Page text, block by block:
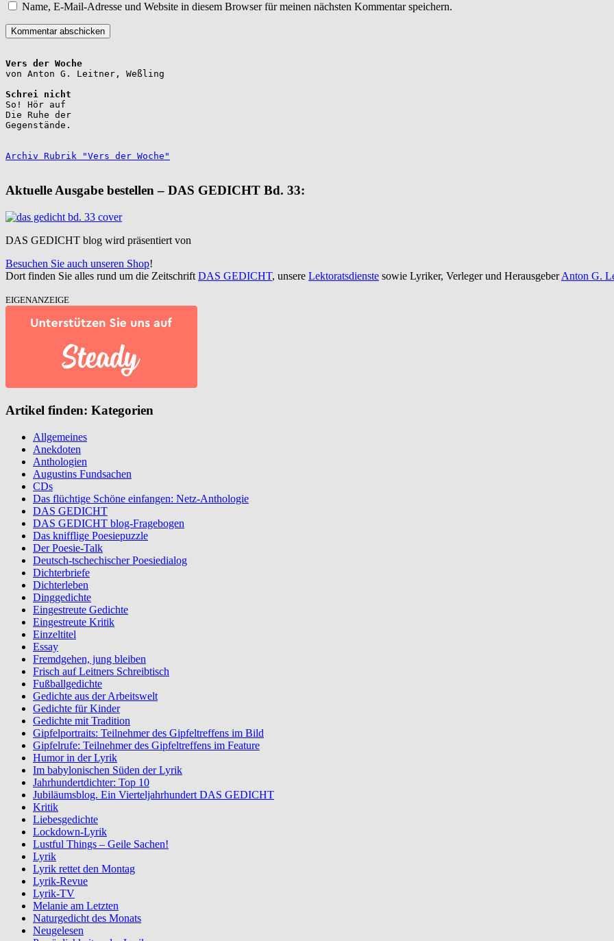
Name, E-Mail-Adresse und Website in diesem Browser für meinen nächsten Kommentar speichern.
Vers der Woche
Schrei nicht
So! Hör auf
Die Ruhe der
Gegenstände.
Archiv Rubrik "Vers der Woche"
Aktuelle Ausgabe bestellen – DAS GEDICHT Bd. 33:
DAS GEDICHT blog wird präsentiert von
Besuchen Sie auch unseren Shop!
Dort finden Sie alles rund um die Zeitschrift DAS GEDICHT, unsere Lektoratsdienste sowie Lyriker, Verleger und HerausgeberAnton G.
EIGENANZEIGE
Artikel finden: Kategorien
Allgemeines
Anekdoten
Anthologien
Augustins Fundsachen
CDs
Das flüchtige Schöne einfangen: Netz-Anthologie
DAS GEDICHT
DAS GEDICHT blog-Fragebogen
Das knifflige Poesiepuzzle
Der Poesie-Talk
Deutsch-tschechischer Poesiedialog
Dichterbriefe
Dichterleben
Dinggedichte
Eingestreute Gedichte
Eingestreute Kritik
Einzeltitel
Essay
Fremdgehen, jung bleiben
Frisch auf Leitners Schreibtisch
Fußballgedichte
Gedichte aus der Arbeitswelt
Gedichte für Kinder
Gedichte mit Tradition
Gipfelportraits: Teilnehmer des Gipfeltreffens im Bild
Gipfelrufe: Teilnehmer des Gipfeltreffens im Feature
Humor in der Lyrik
Im babylonischen Süden der Lyrik
Jahrhundertdichter: Top 10
Jubiläumsblog. Ein Vierteljahrhundert DAS GEDICHT
Kritik
Liebesgedichte
Lockdown-Lyrik
Lustful Things – Geile Sachen!
Lyrik
Lyrik rettet den Montag
Lyrik-Revue
Lyrik-TV
Melanie am Letzten
Naturgedicht des Monats
Neugelesen